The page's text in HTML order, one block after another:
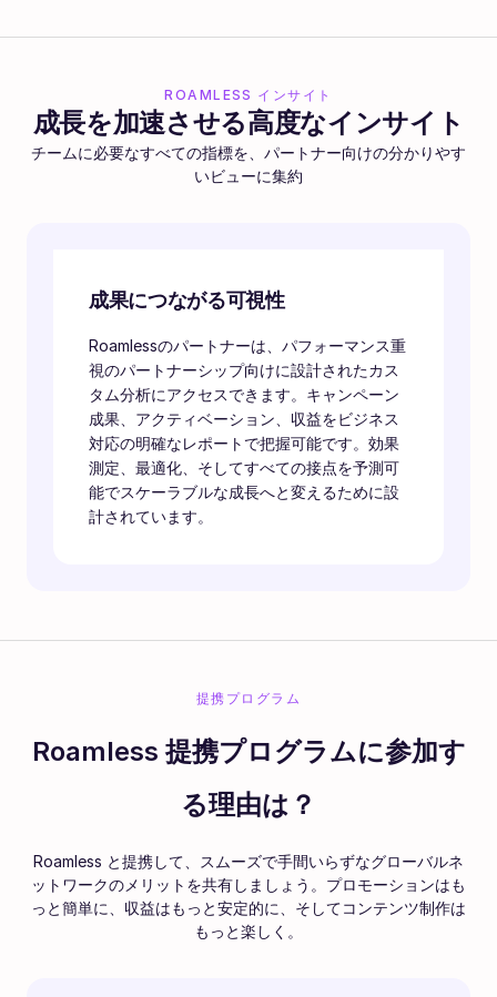
ROAMLESS インサイト
成長を加速させる高度なインサイト
チームに必要なすべての指標を、パートナー向けの分かりやす
いビューに集約
成果につながる可視性
Roamlessのパートナーは、パフォーマンス重
視のパートナーシップ向けに設計されたカス
タム分析にアクセスできます。キャンペーン
成果、アクティベーション、収益をビジネス
対応の明確なレポートで把握可能です。効果
測定、最適化、そしてすべての接点を予測可
能でスケーラブルな成長へと変えるために設
計されています。
提携プログラム
Roamless 提携プログラムに参加す
る理由は？
Roamless と提携して、スムーズで手間いらずなグローバルネ
ットワークのメリットを共有しましょう。プロモーションはも
っと簡単に、収益はもっと安定的に、そしてコンテンツ制作は
もっと楽しく。